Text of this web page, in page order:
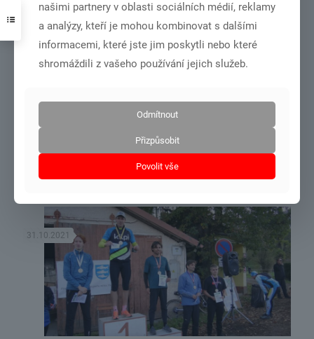
31.10.2021
soustředění podzimní Domažlice 26.10.÷30.10.2021
31.10.2021
našimi partnery v oblasti sociálních médií, reklamy
a analýzy, kteří je mohou kombinovat s dalšími
informacemi, které jste jim poskytli nebo které
shromáždili z vašeho používání jejich služeb.
Odmítnout
Přizpůsobit
Povolit vše